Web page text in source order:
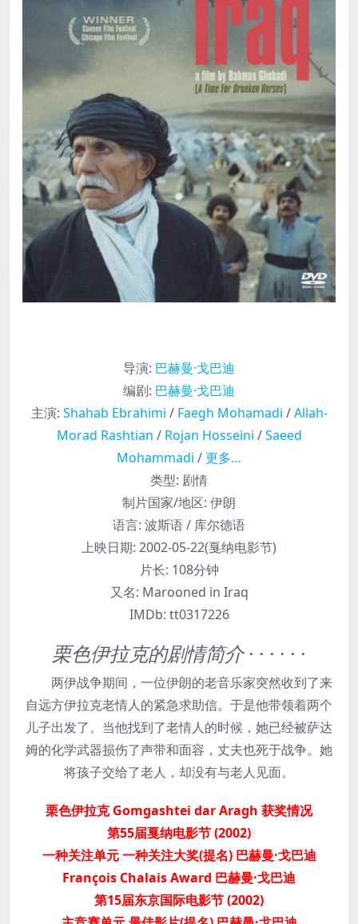
导演: 巴赫曼·戈巴迪
编剧: 巴赫曼·戈巴迪
主演: Shahab Ebrahimi / Faegh Mohamadi /Allah-
Morad Rashtian / Rojan Hosseini /Saeed
Mohammadi /更多…
类型: 剧情
制片国家/地区: 伊朗
语言: 波斯语 / 库尔德语
上映日期: 2002-05-22(戛纳电影节)
片长: 108分钟
又名: Marooned in Iraq
IMDb: tt0317226
栗色伊拉克的剧情简介· · · · · ·
两伊战争期间，一位伊朗的老音乐家突然收到了来
自远方伊拉克老情人的紧急求助信。于是他带领着两个
儿子出发了。当他找到了老情人的时候，她已经被萨达
姆的化学武器损伤了声带和面容，丈夫也死于战争。她
将孩子交给了老人，却没有与老人见面。
栗色伊拉克 Gomgashtei dar Aragh 获奖情况
第55届戛纳电影节 (2002)
一种关注单元 一种关注大奖(提名) 巴赫曼·戈巴迪
François Chalais Award 巴赫曼·戈巴迪
第15届东京国际电影节 (2002)